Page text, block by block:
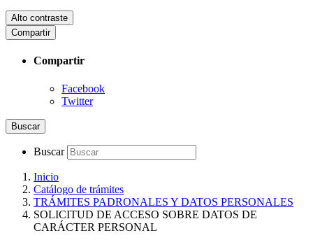
Alto contraste
Compartir
Compartir
Facebook
Twitter
Buscar
Buscar
Inicio
Catálogo de trámites
TRÁMITES PADRONALES Y DATOS PERSONALES
SOLICITUD DE ACCESO SOBRE DATOS DE
CARÁCTER PERSONAL